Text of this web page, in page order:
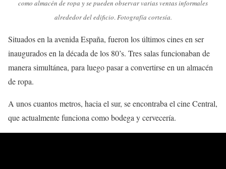
como almacén de ropa y se pueden observar varias ventas informales
alrededor del edificio.Fotografía cortesía.
Situados en la avenida España, fueron los últimos cines en ser
inaugurados en la década de los 80’s. Tres salas funcionaban de
manera simultánea, para luego pasar a convertirse en un almacén
de ropa.
A unos cuantos metros, hacia el sur, se encontraba el cine Central,
que actualmente funciona como bodega y cervecería.